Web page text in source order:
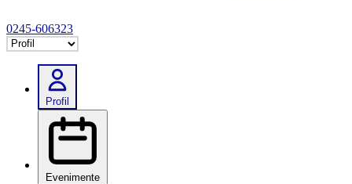
0245-606323
Selectează tab
Profil
Evenimente